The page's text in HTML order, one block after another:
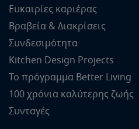
Ευκαιρίες καριέρας
Βραβεία & Διακρίσεις
Συνδεσιμότητα
Kitchen Design Projects
Το πρόγραμμα Better Living
100 χρόνια καλύτερης ζωής
Συνταγές